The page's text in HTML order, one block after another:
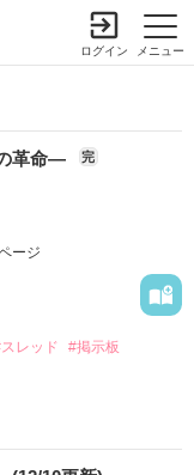
メニュー
ログイン
革命― 完
ージ
レッド
#掲示板